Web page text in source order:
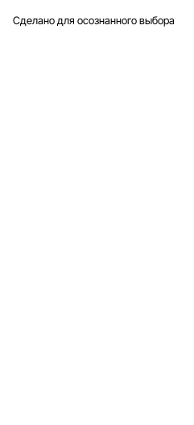
Сделано для осознанного выбора